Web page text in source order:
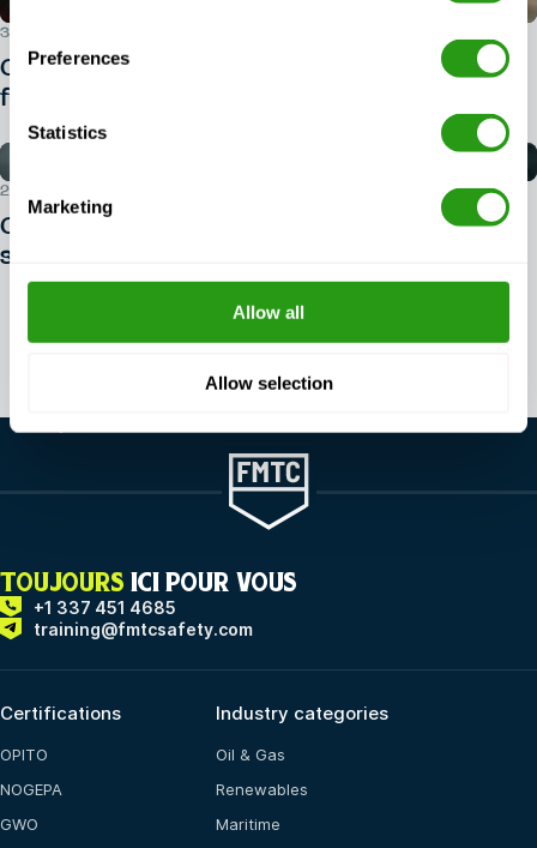
Preferences
Statistics
Marketing
Allow all
Allow selection
30 JUILLET 2026
Comment puis-je m'inscrire à une
formation BOSIET ?
29 JUILLET 2026
Comment se lancer dans le domaine de la
sécurité offshore ?
Voir tous les articles
TOUJOURS ICI POUR VOUS
+1 337 451 4685
training@fmtcsafety.com
Certifications
OPITO
NOGEPA
GWO
Industry categories
Oil & Gas
Renewables
Maritime